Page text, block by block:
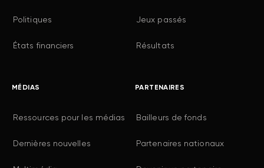
Politiques
États financiers
Jeux passés
Résultats
MÉDIAS
Ressources pour les médias
Dernières nouvelles
PARTENAIRES
Bailleurs de fonds
Partenaires nationaux